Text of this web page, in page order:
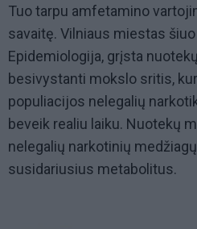
Tuo tarpu amfetamino
savaitę. Vilniaus miestas
Epidemiologija, grįsta
besivystanti mokslo sritis,
populiacijos nelegalių
beveik realiu laiku. Nuotekų
nelegalių narkotinių
susidariusius metabolitus.